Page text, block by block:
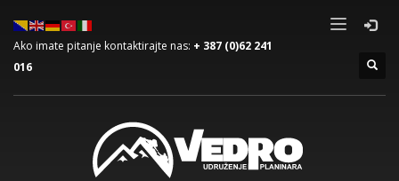
Ako imate pitanje kontaktirajte nas: + 387 (0)62 241
016